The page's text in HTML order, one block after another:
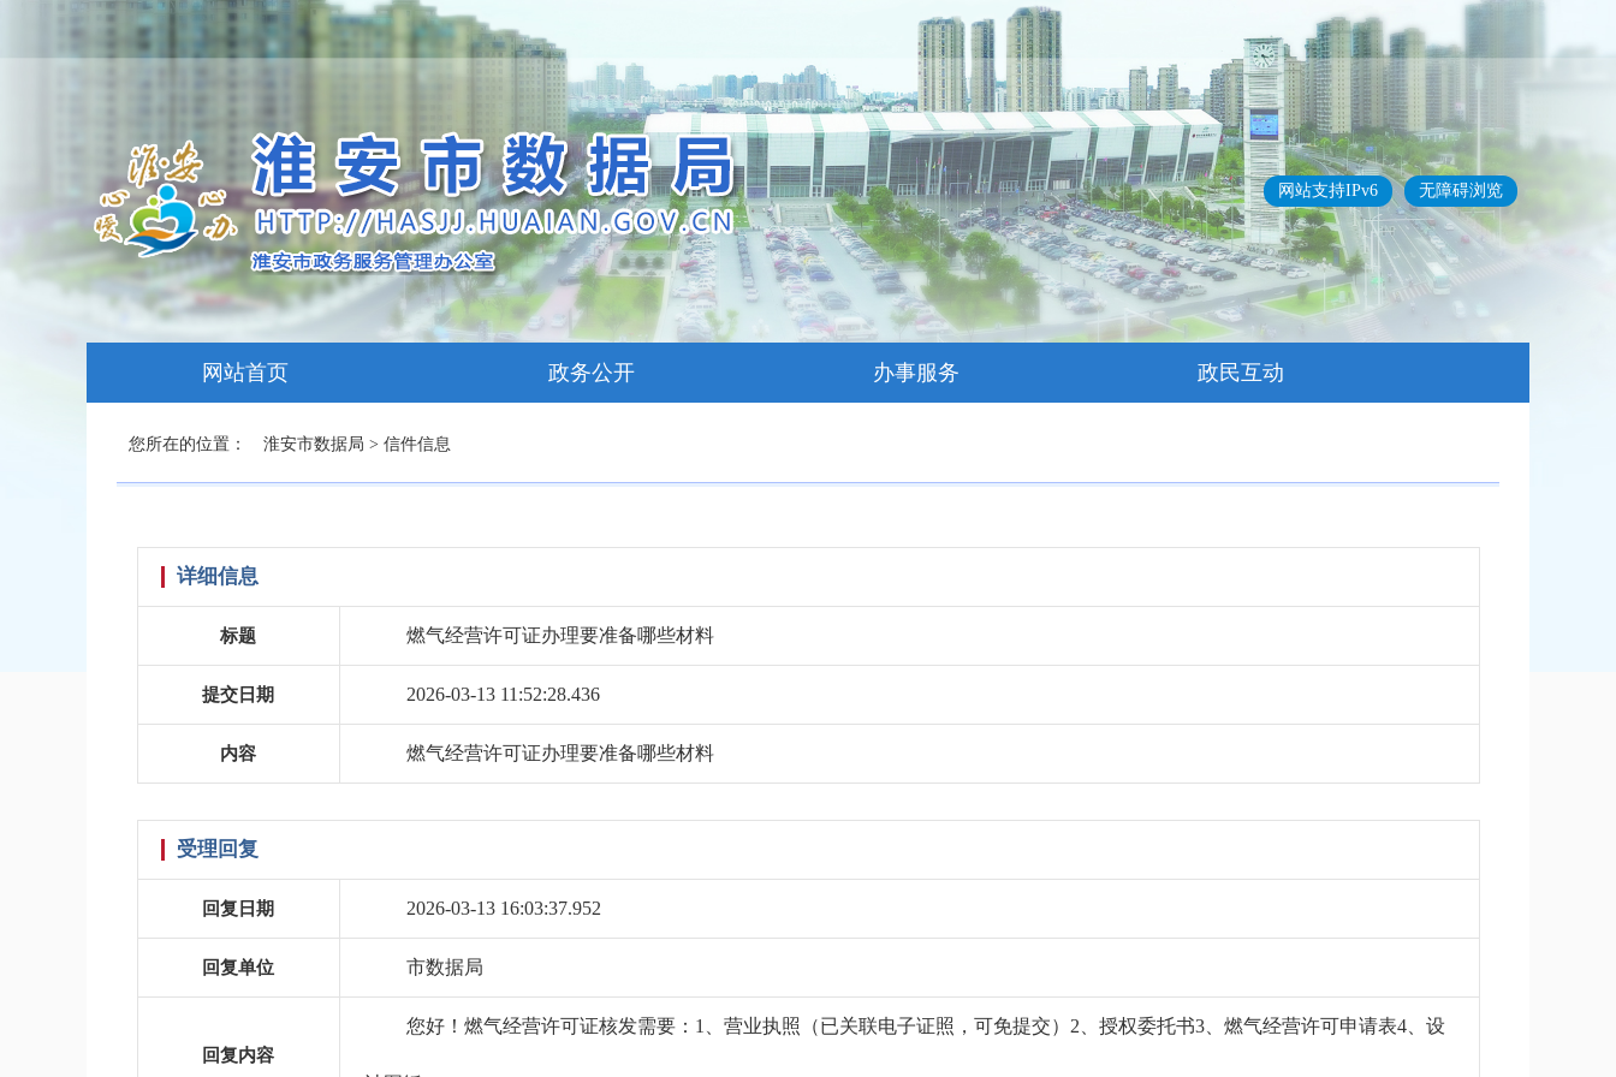
无障碍浏览
网站支持IPv6
网站首页 政务公开 办事服务 政民互动
您所在的位置： 淮安市数据局 > 信件信息
详细信息
标题 燃气经营许可证办理要准备哪些材料
提交日期 2026-03-13 11:52:28.436
内容 燃气经营许可证办理要准备哪些材料
受理回复
回复日期 2026-03-13 16:03:37.952
回复单位 市数据局
回复内容
您好！燃气经营许可证核发需要：1、营业执照（已关联电子证照，可免提交）2、授权委托书3、燃气经营许可申请表4、设